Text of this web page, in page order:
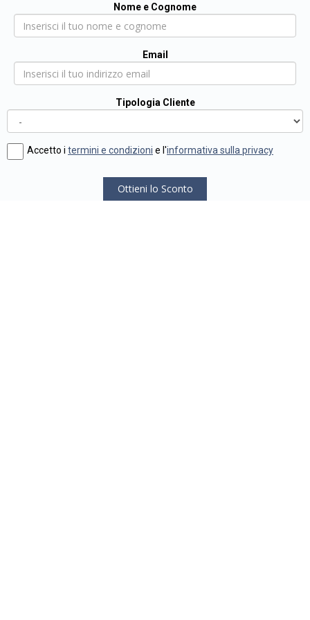
Nome e Cognome
Email
Tipologia Cliente
Accetto i termini e condizioni e l'informativa sulla privacy
Ottieni lo Sconto